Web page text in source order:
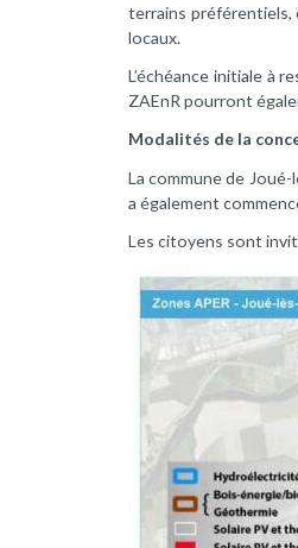
terrains préférentiels,
locaux.
L’échéance initiale à
ZAEnR pourront
Modalités de la
La commune de
a également
Les citoyens sont